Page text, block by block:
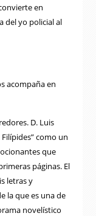
en
del yo policial al
acompaña en
D. Luis
como un
que
páginas. El
letras y
la que es una de
novelístico